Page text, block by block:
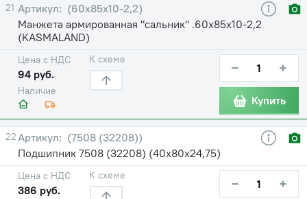
21
(60х85х10-2,2)
Манжета армированная "сальник" .60х85х10-2,2
(KASMALAND)
Наличие
Цена с НДС
94 руб.
К схеме − +
Купить
22
(7508 (32208))
Подшипник 7508 (32208) (40х80х24,75)
Цена с НДС
386 руб.
К схеме − +